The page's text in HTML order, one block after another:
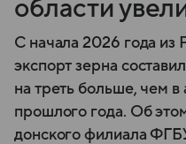
области
С начала 2026 года из
экспорт зерна
на треть больше, чем
прошлого года. Об
донского филиала